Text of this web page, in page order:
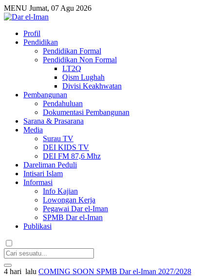
MENU Jumat, 07 Agu 2026
Profil
Pendidikan
Pendidikan Formal
Pendidikan Non Formal
LT2Q
Qism Lughah
Divisi Keakhwatan
Pembangunan
Pendahuluan
Dokumentasi Pembangunan
Sarana & Prasarana
Media
Surau TV
DEI KIDS TV
DEI FM 87,6 Mhz
Dareliman Peduli
Intisari Islam
Informasi
Info Kajian
Lowongan Kerja
Pegawai Dar el-Iman
SPMB Dar el-Iman
Publikasi
4 hari lalu COMING SOON SPMB Dar el-Iman 2027/2028